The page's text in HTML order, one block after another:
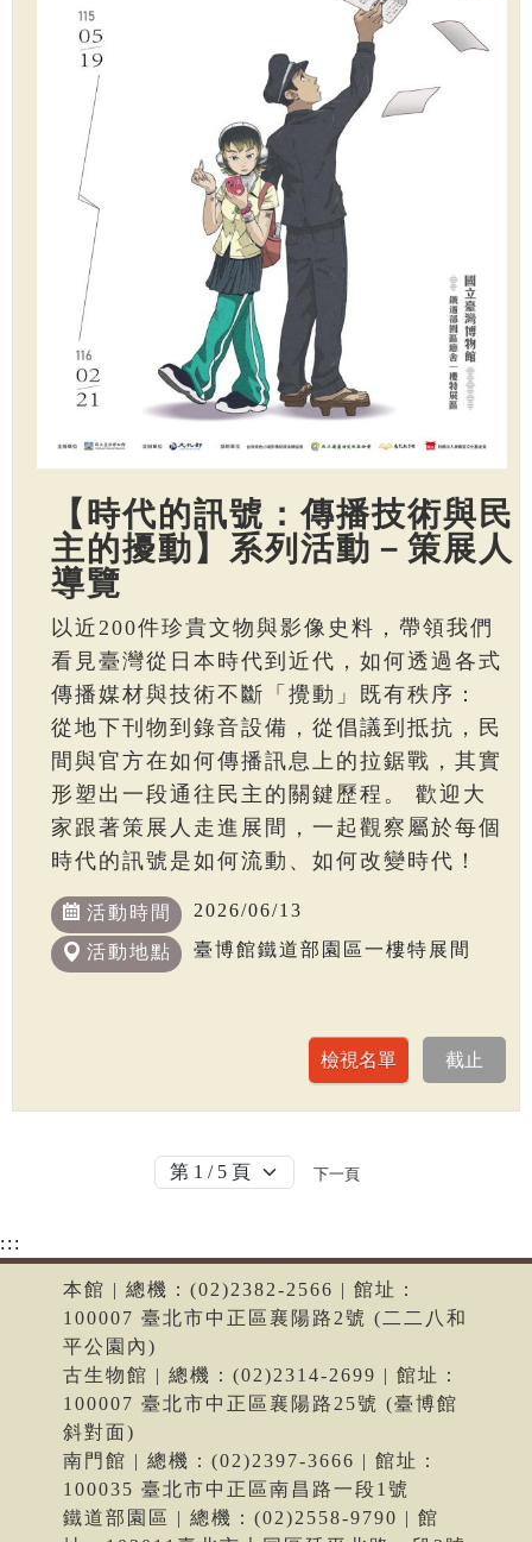
【時代的訊號：傳播技術與民
主的擾動】系列活動－策展人
導覽
以近200件珍貴文物與影像史料，帶領我們
看見臺灣從日本時代到近代，如何透過各式
傳播媒材與技術不斷「攪動」既有秩序：
從地下刊物到錄音設備，從倡議到抵抗，民
間與官方在如何傳播訊息上的拉鋸戰，其實
形塑出一段通往民主的關鍵歷程。 歡迎大
家跟著策展人走進展間，一起觀察屬於每個
時代的訊號是如何流動、如何改變時代！
活動時間 2026/06/13
活動地點 臺博館鐵道部園區一樓特展間
下一頁
:::
本館 | 總機：(02)2382-2566 | 館址：
100007 臺北市中正區襄陽路2號 (二二八和
平公園內)
古生物館 | 總機：(02)2314-2699 | 館址：
100007 臺北市中正區襄陽路25號 (臺博館
斜對面)
南門館 | 總機：(02)2397-3666 | 館址：
100035 臺北市中正區南昌路一段1號
鐵道部園區 | 總機：(02)2558-9790 | 館